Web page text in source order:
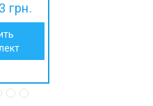
грн.